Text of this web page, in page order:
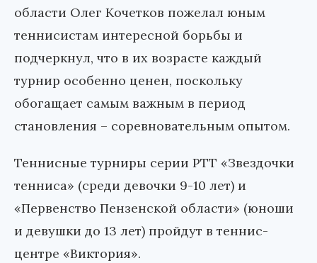
области Олег Кочетков пожелал юным
теннисистам интересной борьбы и
подчеркнул, что в их возрасте каждый
турнир особенно ценен, поскольку
обогащает самым важным в период
становления – соревновательным опытом.
Теннисные турниры серии РТТ «Звездочки
тенниса» (среди девочки 9-10 лет) и
«Первенство Пензенской области» (юноши
и девушки до 13 лет) пройдут в теннис-
центре «Виктория».